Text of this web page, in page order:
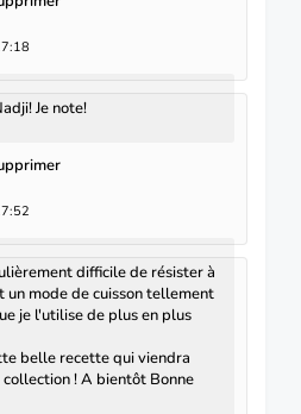
Je note!
difficile de résister à
un mode de cuisson tellement
je l'utilise de plus en plus
belle recette qui viendra
! A bientôt Bonne